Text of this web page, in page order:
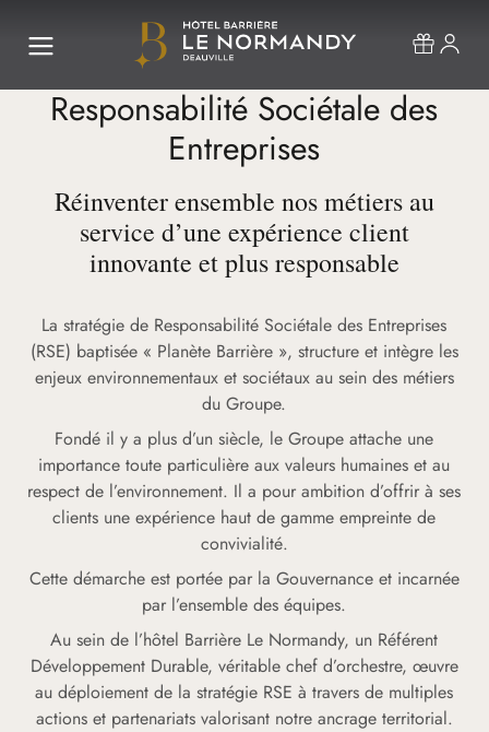
Responsabilité Sociétale des
Entreprises
Réinventer ensemble nos métiers au
service d’une expérience client
innovante et plus responsable
La stratégie de Responsabilité Sociétale des Entreprises
(RSE) baptisée « Planète Barrière », structure et intègre les
enjeux environnementaux et sociétaux au sein des métiers
du Groupe.
Fondé il y a plus d’un siècle, le Groupe attache une
importance toute particulière aux valeurs humaines et au
respect de l’environnement. Il a pour ambition d’offrir à ses
clients une expérience haut de gamme empreinte de
convivialité.
Cette démarche est portée par la Gouvernance et incarnée
par l’ensemble des équipes.
Au sein de l’hôtel Barrière Le Normandy, un Référent
Développement Durable, véritable chef d’orchestre, œuvre
au déploiement de la stratégie RSE à travers de multiples
actions et partenariats valorisant notre ancrage territorial.